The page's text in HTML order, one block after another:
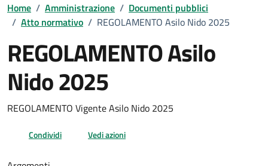
Home / Amministrazione / Documenti pubblici
/ Atto normativo / REGOLAMENTO Asilo Nido 2025
REGOLAMENTO Asilo
Nido 2025
Dettagli del documento
REGOLAMENTO Vigente Asilo Nido 2025
Condividi Vedi azioni